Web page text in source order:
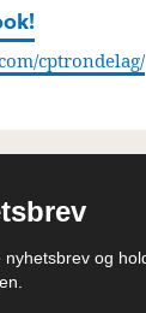
cptrondelag/